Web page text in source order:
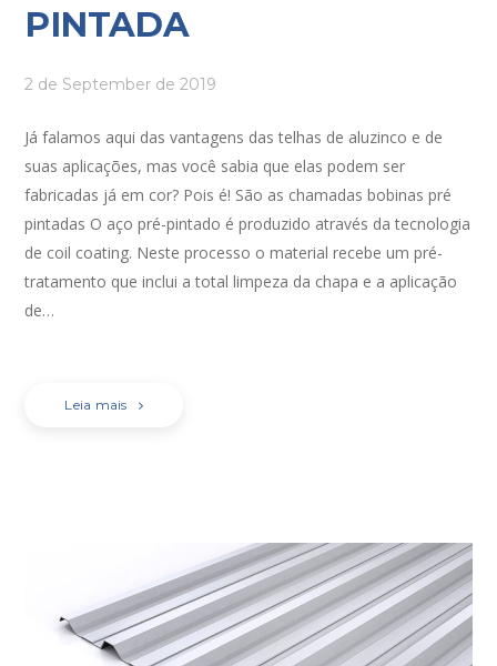
PINTADA
2 de September de 2019
Já falamos aqui das vantagens das telhas de aluzinco e de
suas aplicações, mas você sabia que elas podem ser
fabricadas já em cor? Pois é! São as chamadas bobinas pré
pintadas O aço pré-pintado é produzido através da tecnologia
de coil coating. Neste processo o material recebe um pré-
tratamento que inclui a total limpeza da chapa e a aplicação
de…
Leia mais